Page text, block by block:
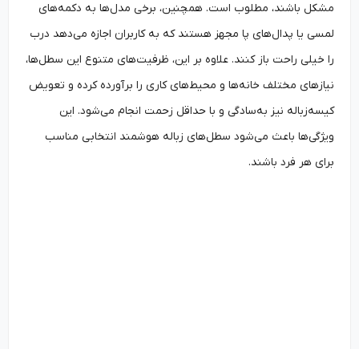
مشکل باشند، مطلوب است. همچنین، برخی مدل‌ها به دکمه‌های
لمسی یا پدال‌های پا مجهز هستند که به کاربران اجازه می‌دهد درب
را خیلی راحت باز کنند. علاوه بر این، ظرفیت‌های متنوع این سطل‌ها،
نیازهای مختلف خانه‌ها و محیط‌های کاری را برآورده کرده و تعویض
کیسه‌زباله نیز به‌سادگی و با حداقل زحمت انجام می‌شود. این
ویژگی‌ها باعث می‌شود سطل‌های زباله هوشمند انتخابی مناسب
برای هر فرد باشند.